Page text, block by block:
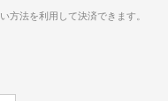
方法を利用して決済できます。